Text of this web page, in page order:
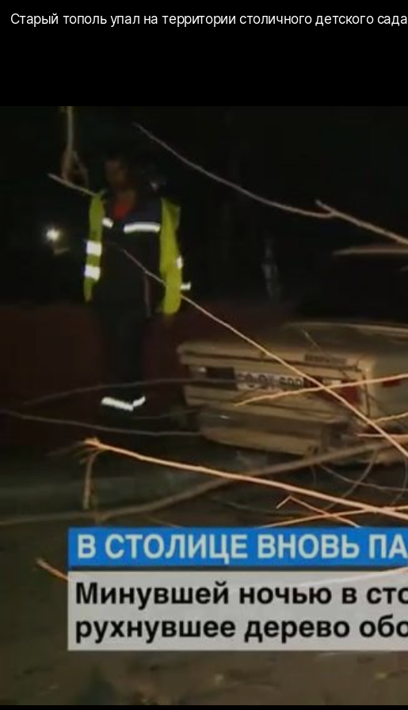
Старый тополь упал на территории столичного детского сада